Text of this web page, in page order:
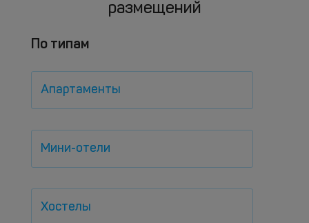
размещений
По типам
Апартаменты
Мини-отели
Хостелы